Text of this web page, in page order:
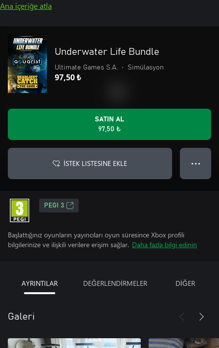
Ana içeriğe atla
Underwater Life Bundle
Ultimate Games S.A. • Simülasyon
97,50 ₺
SATIN AL
97,50 ₺
İSTEK LISTESINE EKLE ● ● ●
PEGI 3
Başlattığınız oyunların yayıncıları oyun süresince Xbox profili
bilgilerinize ve ilişkili verilere erişim sağlar. Daha fazla bilgi edinin
AYRINTILAR DEĞERLENDİRMELER DİĞER
Galeri